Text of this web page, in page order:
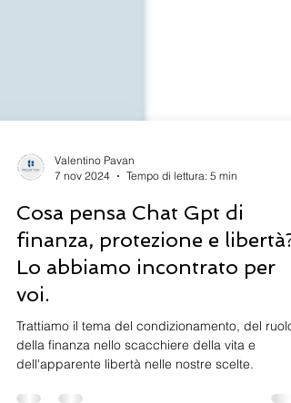
Tempo di lettura: 5 min
Cosa pensa Chat Gpt di
finanza, protezione e libertà?
Lo abbiamo incontrato per
voi.
Trattiamo il tema del condizionamento, del ruolo
della finanza nello scacchiere della vita e
dell'apparente libertà nelle nostre scelte.